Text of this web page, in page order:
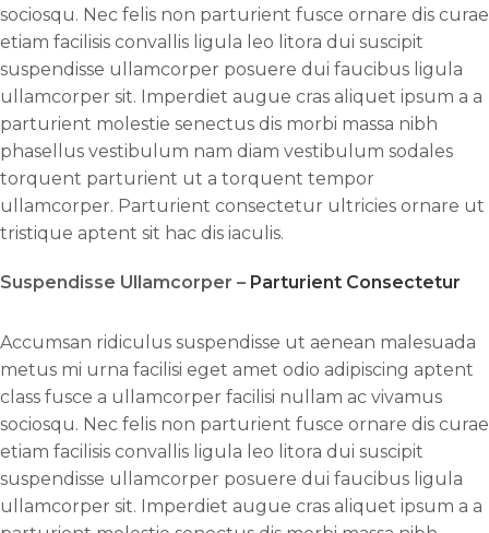
sociosqu. Nec felis non parturient fusce ornare dis curae
etiam facilisis convallis ligula leo litora dui suscipit
suspendisse ullamcorper posuere dui faucibus ligula
ullamcorper sit. Imperdiet augue cras aliquet ipsum a a
parturient molestie senectus dis morbi massa nibh
phasellus vestibulum nam diam vestibulum sodales
torquent parturient ut a torquent tempor
ullamcorper. Parturient consectetur ultricies ornare ut
tristique aptent sit hac dis iaculis.
Suspendisse Ullamcorper – Parturient Consectetur
Accumsan ridiculus suspendisse ut aenean malesuada
metus mi urna facilisi eget amet odio adipiscing aptent
class fusce a ullamcorper facilisi nullam ac vivamus
sociosqu. Nec felis non parturient fusce ornare dis curae
etiam facilisis convallis ligula leo litora dui suscipit
suspendisse ullamcorper posuere dui faucibus ligula
ullamcorper sit. Imperdiet augue cras aliquet ipsum a a